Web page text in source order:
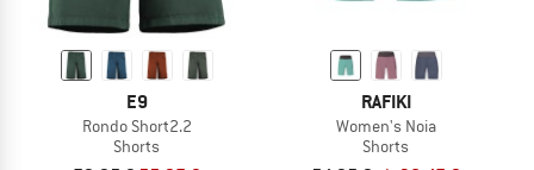
E9
Rondo Short2.2
Shorts
RAFIKI
Women's Noia
Shorts